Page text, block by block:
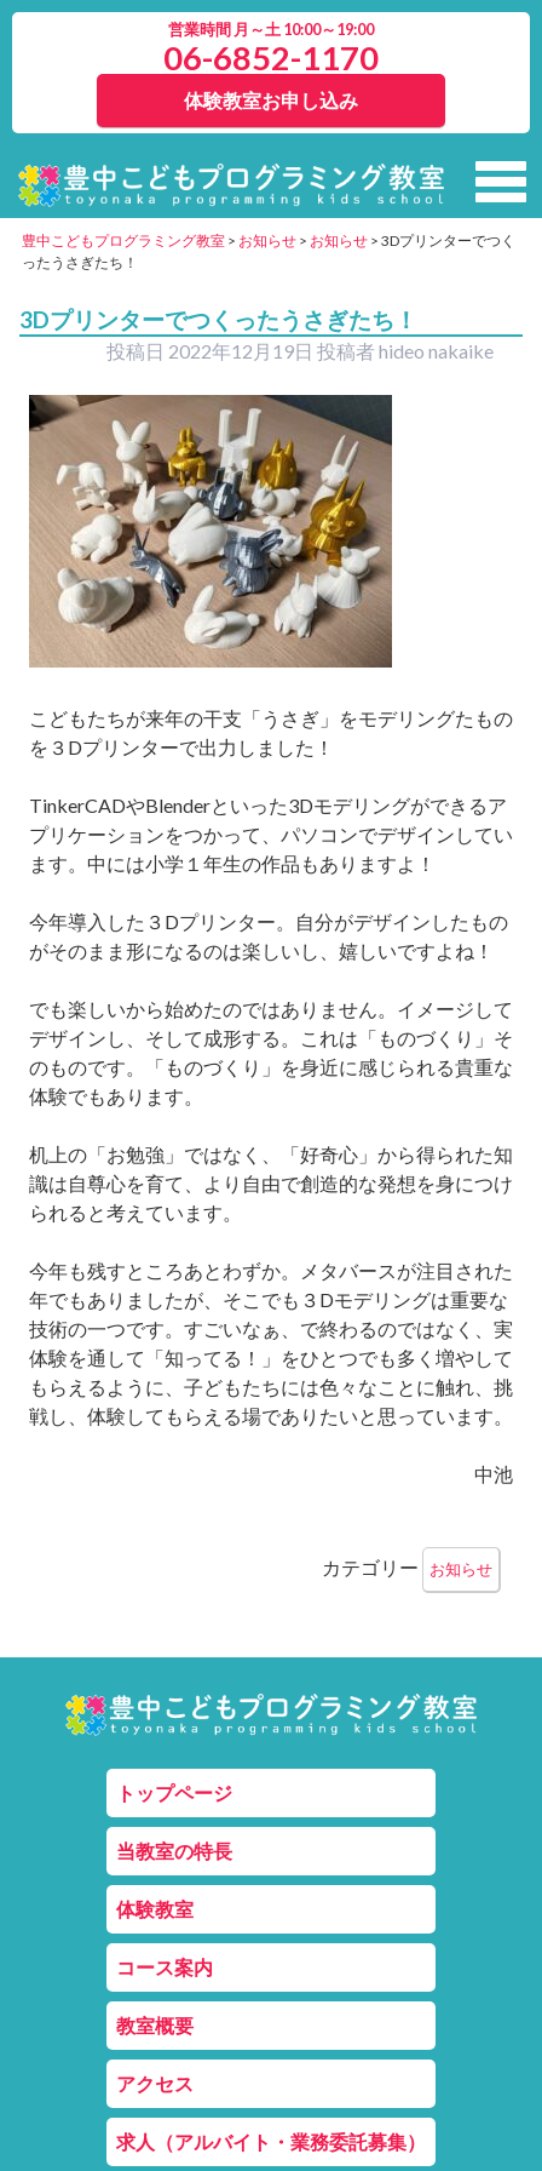
営業時間 月～土 10:00～19:00
06-6852-1170
体験教室お申し込み
豊中こどもプログラミング教室 > お知らせ > お知らせ > 3Dプリンターでつく
ったうさぎたち！
3Dプリンターでつくったうさぎたち！
投稿日 2022年12月19日 投稿者 hideo nakaike
こどもたちが来年の干支「うさぎ」をモデリングたもの
を３Dプリンターで出力しました！
TinkerCADやBlenderといった3Dモデリングができるア
プリケーションをつかって、パソコンでデザインしてい
ます。中には小学１年生の作品もありますよ！
今年導入した３Dプリンター。自分がデザインしたもの
がそのまま形になるのは楽しいし、嬉しいですよね！
でも楽しいから始めたのではありません。イメージして
デザインし、そして成形する。これは「ものづくり」そ
のものです。「ものづくり」を身近に感じられる貴重な
体験でもあります。
机上の「お勉強」ではなく、「好奇心」から得られた知
識は自尊心を育て、より自由で創造的な発想を身につけ
られると考えています。
今年も残すところあとわずか。メタバースが注目された
年でもありましたが、そこでも３Dモデリングは重要な
技術の一つです。すごいなぁ、で終わるのではなく、実
体験を通して「知ってる！」をひとつでも多く増やして
もらえるように、子どもたちには色々なことに触れ、挑
戦し、体験してもらえる場でありたいと思っています。
中池
カテゴリー お知らせ
トップページ
当教室の特長
体験教室
コース案内
教室概要
アクセス
求人（アルバイト・業務委託募集）